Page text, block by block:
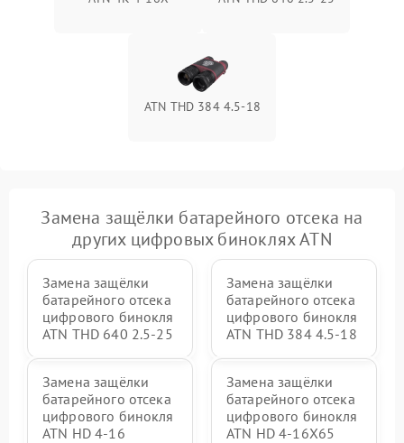
ATN THD 384 4.5-18
Замена защёлки батарейного отсека на
других цифровых биноклях ATN
Замена защёлки
батарейного отсека
цифрового бинокля
ATN THD 640 2.5-25
Замена защёлки
батарейного отсека
цифрового бинокля
ATN THD 384 4.5-18
Замена защёлки
батарейного отсека
цифрового бинокля
ATN HD 4-16
Замена защёлки
батарейного отсека
цифрового бинокля
ATN HD 4-16X65